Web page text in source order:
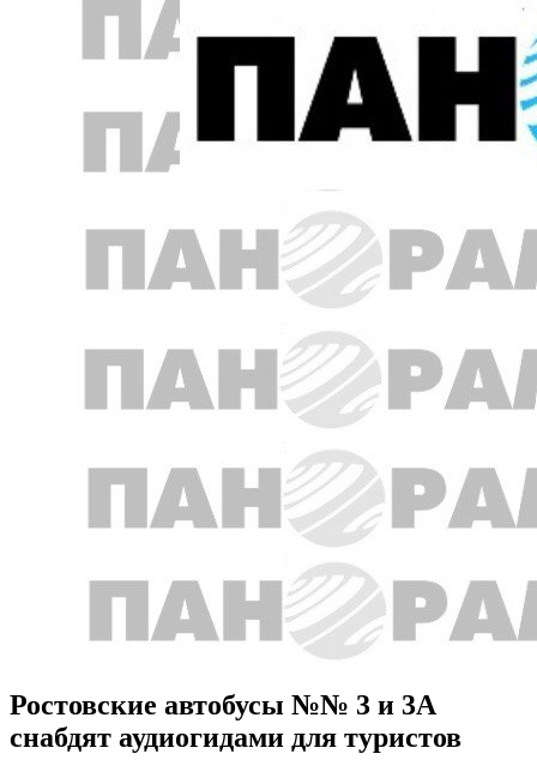
Ростовские автобусы №№ 3 и 3А
снабдят аудиогидами для туристов